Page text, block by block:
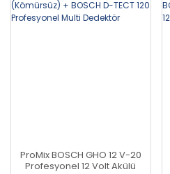
ProMix BOSCH GHO 12 V-20
Profesyonel 12 Volt Akülü